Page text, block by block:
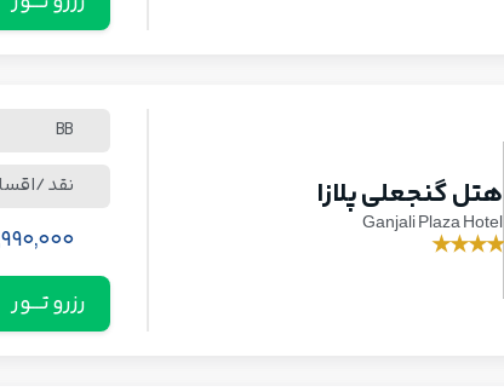
هتل گنجعلی پلازا
Ganjali Plaza Hotel
★
★
★
★
BB
نقد /
رزرو تـــور